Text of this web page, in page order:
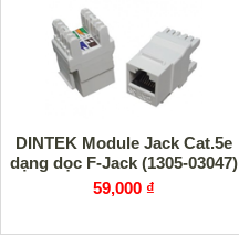
DINTEK Module Jack Cat.5e
dạng dọc F-Jack (1305-03047)
59,000 ₫